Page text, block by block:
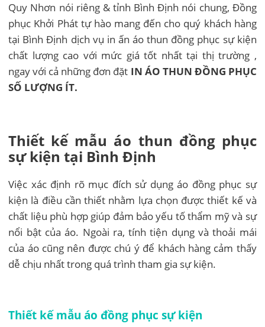
Quy Nhơn nói riêng & tỉnh Bình Định nói chung, Đồng
phục Khởi Phát tự hào mang đến cho quý khách hàng
tại Bình Định dịch vụ in ấn áo thun đồng phục sự kiện
chất lượng cao với mức giá tốt nhất tại thị trường ,
ngay với cả những đơn đặt IN ÁO THUN ĐỒNG PHỤC
SỐ LƯỢNG ÍT.
Thiết kế mẫu áo thun đồng phục
sự kiện tại Bình Định
Việc xác định rõ mục đích sử dụng áo đồng phục sự
kiện là điều cần thiết nhằm lựa chọn được thiết kế và
chất liệu phù hợp giúp đảm bảo yếu tố thẩm mỹ và sự
nổi bật của áo. Ngoài ra, tính tiện dụng và thoải mái
của áo cũng nên được chú ý để khách hàng cảm thấy
dễ chịu nhất trong quá trình tham gia sự kiện.
Thiết kế mẫu áo đồng phục sự kiện